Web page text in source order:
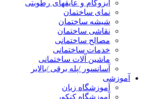
ایزوگام و عایقهای رطوبتی
نمای ساختمان
شیشه ساختمان
نقاشی ساختمان
مصالح ساختمانی
خدمات ساختمانی
ماشین آلات ساختمانی
آسانسور /پله برقی /بالابر
آموزشی
آموزشگاه زبان
آموزشگاه کنکور